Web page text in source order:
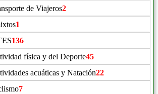
de Viajeros2
1
136
física y del Deporte45
acuáticas y Natación22
7